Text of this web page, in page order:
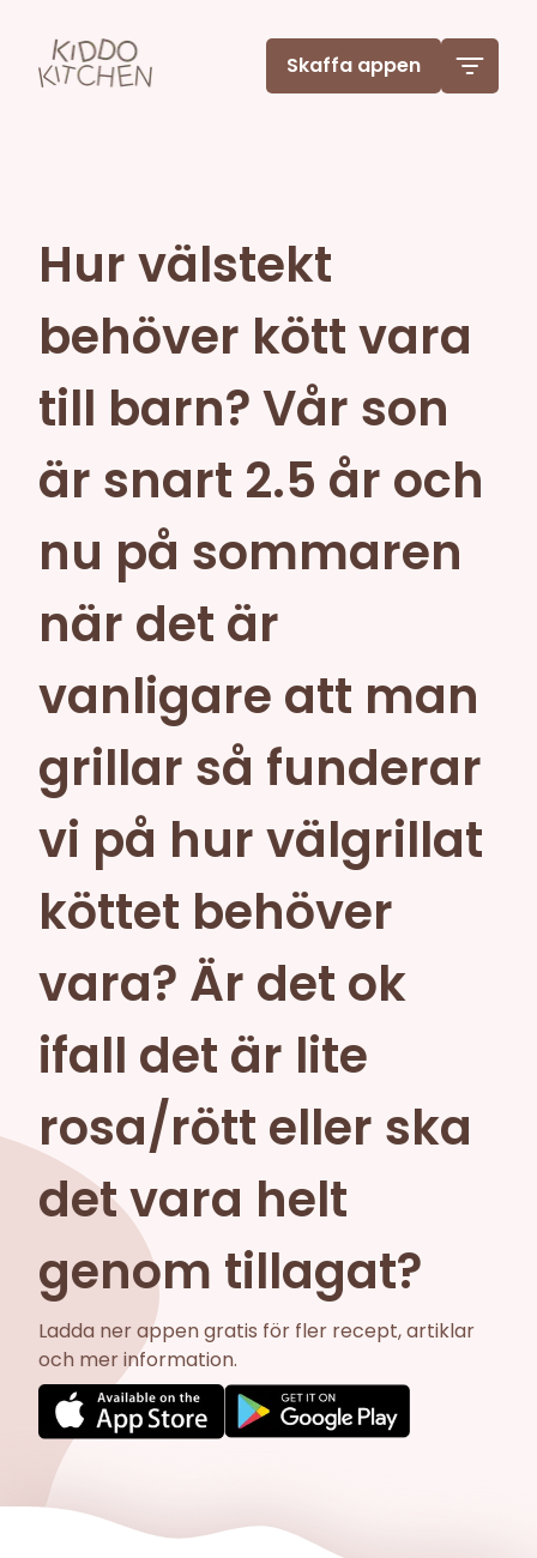
Skaffa appen
Hur välstekt
behöver kött vara
till barn? Vår son
är snart 2.5 år och
nu på sommaren
när det är
vanligare att man
grillar så funderar
vi på hur välgrillat
köttet behöver
vara? Är det ok
ifall det är lite
rosa/rött eller ska
det vara helt
genom tillagat?
Ladda ner appen gratis för fler recept, artiklar
och mer information.